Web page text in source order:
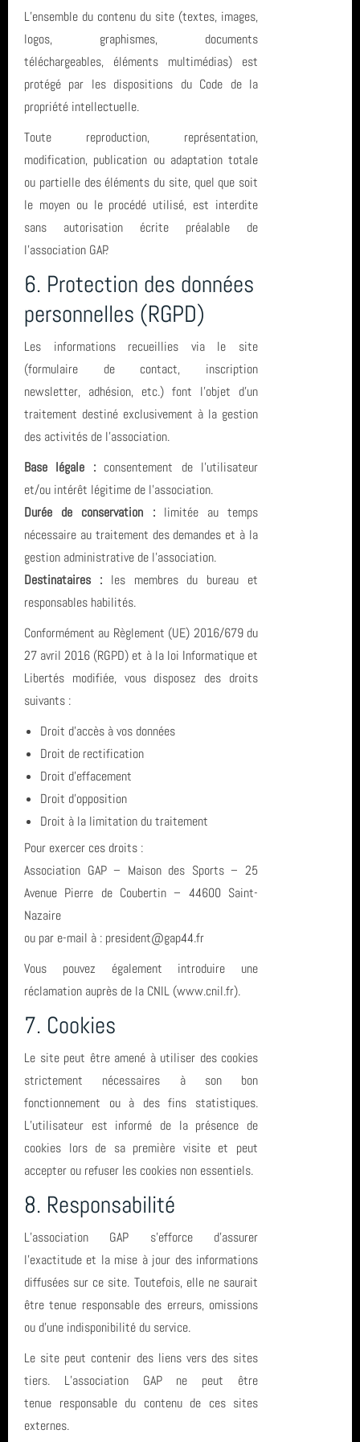
Sortie (15)
Bio & Environnement (10)
piscine
TIV
plongee
Banc de Guérande
SCP
plongée
Club
inscription
Eolienne
St Nazaire
formation
Carentec Finistère
Socoa Pyrenees Atlantique
Roses
L'Estartit
Le Croisic
Egypte
entrainement
Octobre
avril 2026 (2)
mars 2026 (3)
janvier 2026 (1)
décembre 2025 (2)
novembre 2025 (1)
août 2025 (1)
année 2025 (24)
année 2024 (2)
année 2023 (8)
année 2022 (5)
année 2021 (2)
année 2020 (3)
année 2019 (5)
année 2018 (6)
année 2017 (10)
année 2016 (17)
année 2011 (1)
année 2008 (2)
année 2007 (3)
année 2006 (1)
L’ensemble du contenu du site (textes, images,
logos, graphismes, documents
téléchargeables, éléments multimédias) est
protégé par les dispositions du Code de la
propriété intellectuelle.
Toute reproduction, représentation,
modification, publication ou adaptation totale
ou partielle des éléments du site, quel que soit
le moyen ou le procédé utilisé, est interdite
sans autorisation écrite préalable de
l’association GAP.
6. Protection des données
personnelles (RGPD)
Les informations recueillies via le site
(formulaire de contact, inscription
newsletter, adhésion, etc.) font l’objet d’un
traitement destiné exclusivement à la gestion
des activités de l’association.
Base légale :consentement de l’utilisateur
et/ou intérêt légitime de l’association.
Durée de conservation :limitée au temps
nécessaire au traitement des demandes et à la
gestion administrative de l’association.
Destinataires :les membres du bureau et
responsables habilités.
Conformément au Règlement (UE) 2016/679 du
27 avril 2016 (RGPD) et à la loi Informatique et
Libertés modifiée, vous disposez des droits
suivants :
Droit d’accès à vos données
Droit de rectification
Droit d’effacement
Droit d’opposition
Droit à la limitation du traitement
Pour exercer ces droits :
Association GAP – Maison des Sports – 25
Avenue Pierre de Coubertin – 44600 Saint-
Nazaire
ou par e-mail à : president@gap44.fr
Vous pouvez également introduire une
réclamation auprès de la CNIL (www.cnil.fr).
7. Cookies
Le site peut être amené à utiliser des cookies
strictement nécessaires à son bon
fonctionnement ou à des fins statistiques.
L’utilisateur est informé de la présence de
cookies lors de sa première visite et peut
accepter ou refuser les cookies non essentiels.
8. Responsabilité
L’association GAP s’efforce d’assurer
l’exactitude et la mise à jour des informations
diffusées sur ce site. Toutefois, elle ne saurait
être tenue responsable des erreurs, omissions
ou d’une indisponibilité du service.
Le site peut contenir des liens vers des sites
tiers. L’association GAP ne peut être
tenue responsable du contenu de ces sites
externes.